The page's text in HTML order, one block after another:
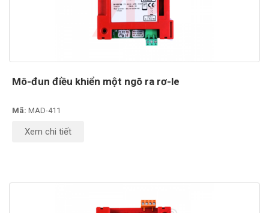
Mô-đun điều khiển một ngõ ra rơ-le
Mã: MAD-411
Xem chi tiết